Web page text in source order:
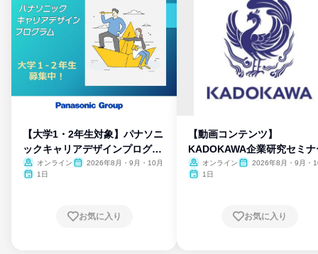
【大学1・2年生対象】パナソニ
ックキャリアデザインプログラ
ム
オンライン
2026年8月・9月・10月
1日
お気に入り
【動画コンテンツ】
KADOKAWA企業研究セミナ
オンライン
2026年8月・9月・
1日
お気に入り